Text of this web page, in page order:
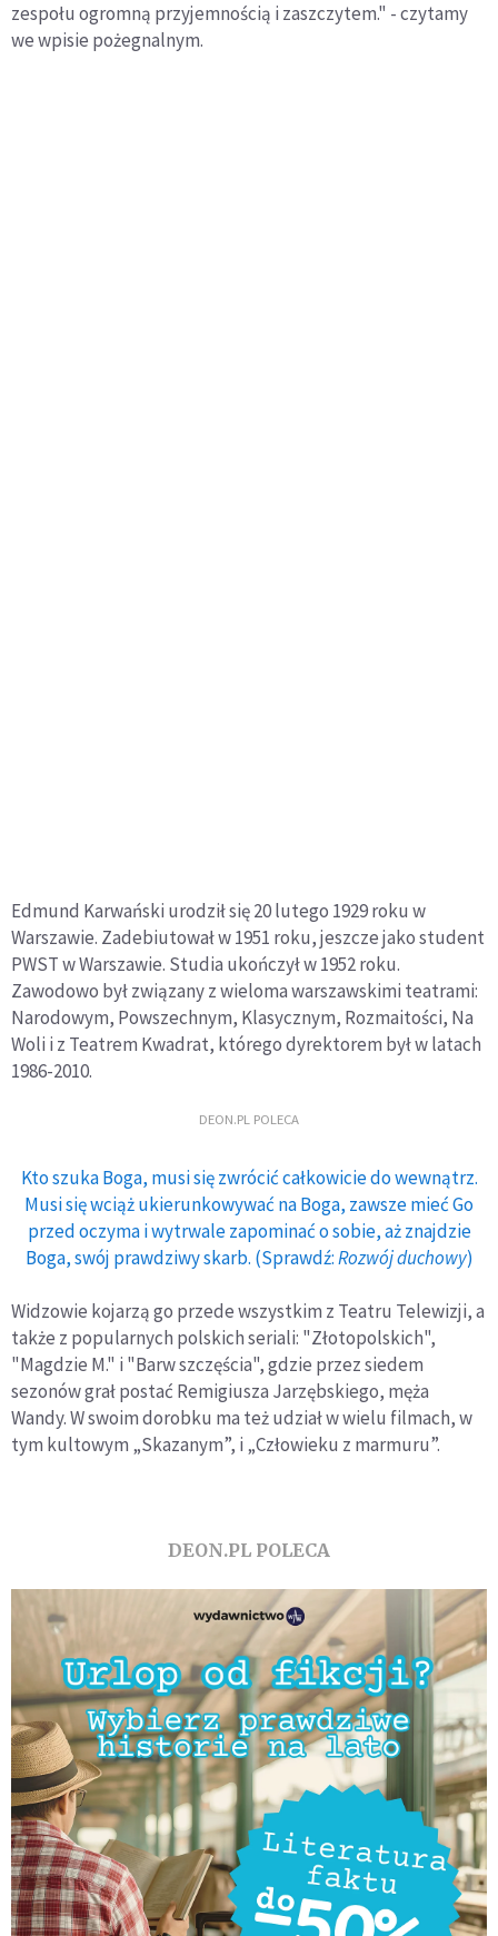
zespołu ogromną przyjemnością i zaszczytem." - czytamy
we wpisie pożegnalnym.
Edmund Karwański urodził się 20 lutego 1929 roku w
Warszawie. Zadebiutował w 1951 roku, jeszcze jako student
PWST w Warszawie. Studia ukończył w 1952 roku.
Zawodowo był związany z wieloma warszawskimi teatrami:
Narodowym, Powszechnym, Klasycznym, Rozmaitości, Na
Woli i z Teatrem Kwadrat, którego dyrektorem był w latach
1986-2010.
DEON.PL POLECA
Kto szuka Boga, musi się zwrócić całkowicie do wewnątrz.
Musi się wciąż ukierunkowywać na Boga, zawsze mieć Go
przed oczyma i wytrwale zapominać o sobie, aż znajdzie
Boga, swój prawdziwy skarb. (Sprawdź:Rozwój duchowy)
Widzowie kojarzą go przede wszystkim z Teatru Telewizji, a
także z popularnych polskich seriali: "Złotopolskich",
"Magdzie M." i "Barw szczęścia", gdzie przez siedem
sezonów grał postać Remigiusza Jarzębskiego, męża
Wandy. W swoim dorobku ma też udział w wielu filmach, w
tym kultowym „Skazanym”, i „Człowieku z marmuru”.
DEON.PL POLECA